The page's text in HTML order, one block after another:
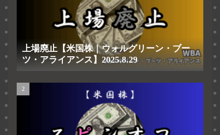
上場廃止【米国株｜ウォルグリーン・ブー
ツ・アライアンス】2025.8.29